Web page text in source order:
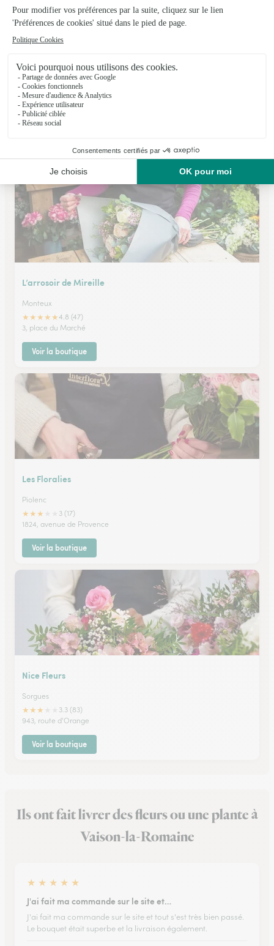
Carrement Fleurs
Carpentras
★★★ ★★3.9 (213)
Voir la boutique
L’arrosoir de Mireille
Monteux
★★★★★4.8 (47)
3, place du Marché
Voir la boutique
Les Floralies
Piolenc
★★★
3 (17)
1824, avenue de Provence
Voir la boutique
Nice Fleurs
Sorgues
★★★
3.3 (83)
943, route d'Orange
Voir la boutique
Ils ont fait livrer des fleurs ou une plante à
Vaison-la-Romaine
★ ★ ★ ★ ★
J'ai fait ma commande sur le site et…
J'ai fait ma commande sur le site et tout s'est très bien passé.
Le bouquet était superbe et la livraison également.